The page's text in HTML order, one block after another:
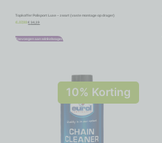
Topkoffer Polisport Luxe – zwart (vaste montage op drager)
€37,99 €34,19
Toevoegen aan winkelwagen
10% Korting